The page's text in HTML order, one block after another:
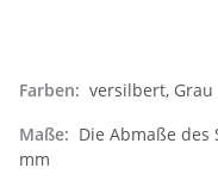
Farben: versilbert, Grau
Maße: Die Abmaße des
mm